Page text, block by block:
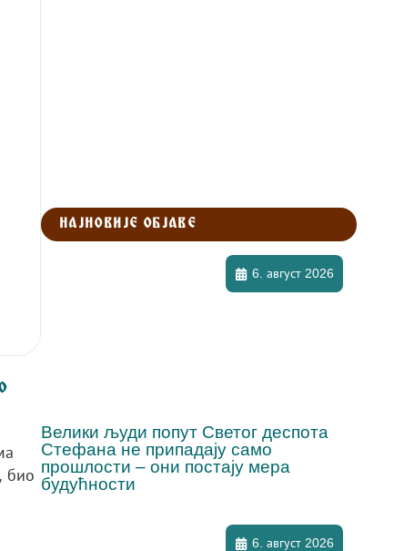
био
НАЈНОВИЈЕ ОБЈАВЕ
Велики људи попут Светог деспота
Стефана не припадају само
прошлости – они постају мера
будућности
6. август 2026
6. август 2026